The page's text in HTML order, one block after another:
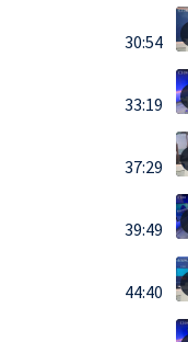
30:54
33:19
37:29
39:49
44:40